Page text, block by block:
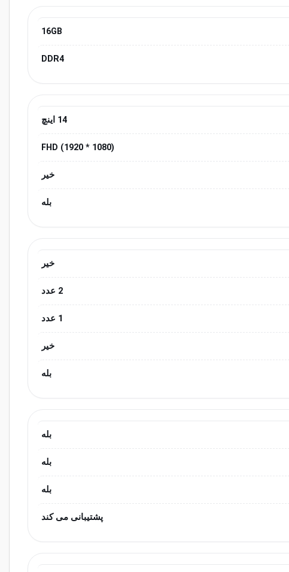
16GB
DDR4
14 اینچ
(1080 * 1920) FHD
خیر
بله
خیر
2 عدد
1 عدد
خیر
بله
بله
بله
بله
پشتیبانی می کند